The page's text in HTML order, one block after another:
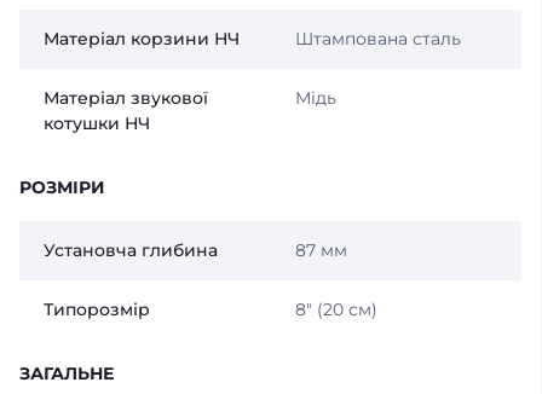
Матеріал корзини НЧ Штампована сталь
Матеріал звукової
котушки НЧ
Мідь
РОЗМІРИ
Установча глибина 87 мм
Типорозмір 8″ (20 см)
ЗАГАЛЬНЕ